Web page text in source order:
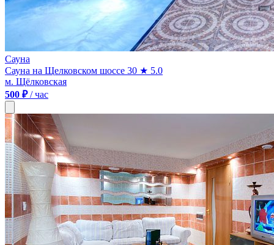
Сауна
Сауна на Щелковском шоссе 30 ★ 5.0
м. Щёлковская
500 ₽/ час